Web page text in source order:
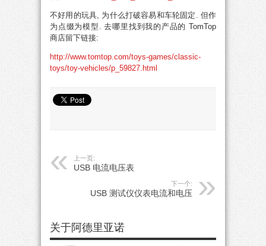
不好用的玩具, 为什么打破容易和车轮固定. 但作
为点缀为模型. 去哪里找到我的产品的 TomTop
商店留下链接:
http://www.tomtop.com/toys-games/classic-
toys/toy-vehicles/p_59827.html
上一页:
USB 电流电压表
下一个:
USB 测试仪仪表电流和电压
关于阿德里亚诺